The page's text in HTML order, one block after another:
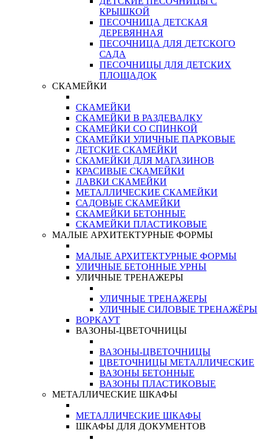
КРЫШКОЙ
ПЕСОЧНИЦА ДЕТСКАЯ
ДЕРЕВЯННАЯ
ПЕСОЧНИЦА ДЛЯ ДЕТСКОГО
САДА
ПЕСОЧНИЦЫ ДЛЯ ДЕТСКИХ
ПЛОЩАДОК
СКАМЕЙКИ
СКАМЕЙКИ
СКАМЕЙКИ В РАЗДЕВАЛКУ
СКАМЕЙКИ СО СПИНКОЙ
СКАМЕЙКИ УЛИЧНЫЕ ПАРКОВЫЕ
ДЕТСКИЕ СКАМЕЙКИ
СКАМЕЙКИ ДЛЯ МАГАЗИНОВ
КРАСИВЫЕ СКАМЕЙКИ
ЛАВКИ СКАМЕЙКИ
МЕТАЛЛИЧЕСКИЕ СКАМЕЙКИ
САДОВЫЕ СКАМЕЙКИ
СКАМЕЙКИ БЕТОННЫЕ
СКАМЕЙКИ ПЛАСТИКОВЫЕ
МАЛЫЕ АРХИТЕКТУРНЫЕ ФОРМЫ
МАЛЫЕ АРХИТЕКТУРНЫЕ ФОРМЫ
УЛИЧНЫЕ БЕТОННЫЕ УРНЫ
УЛИЧНЫЕ ТРЕНАЖЕРЫ
УЛИЧНЫЕ ТРЕНАЖЕРЫ
УЛИЧНЫЕ СИЛОВЫЕ ТРЕНАЖЁРЫ
ВОРКАУТ
ВАЗОНЫ-ЦВЕТОЧНИЦЫ
ВАЗОНЫ-ЦВЕТОЧНИЦЫ
ЦВЕТОЧНИЦЫ МЕТАЛЛИЧЕСКИЕ
ВАЗОНЫ БЕТОННЫЕ
ВАЗОНЫ ПЛАСТИКОВЫЕ
МЕТАЛЛИЧЕСКИЕ ШКАФЫ
МЕТАЛЛИЧЕСКИЕ ШКАФЫ
ШКАФЫ ДЛЯ ДОКУМЕНТОВ